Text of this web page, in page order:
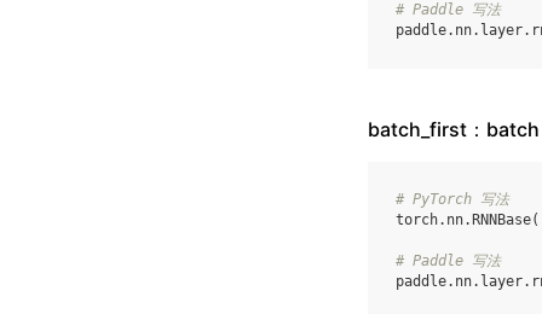
# Paddle 写法
paddle. nn. layer.
batch_first：batch
# PyTorch 写法
torch. nn. RNNBase(
# Paddle 写法
paddle. nn. layer.